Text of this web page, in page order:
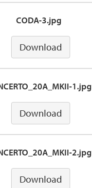
CODA-3.jpg
Download
1.jpg
Download
2.jpg
Download